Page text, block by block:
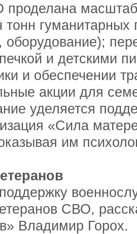
гуманитарных
и детскими
и обеспечении
акции для
уделяется
«Сила
им
СВО,
Владимир Горох.